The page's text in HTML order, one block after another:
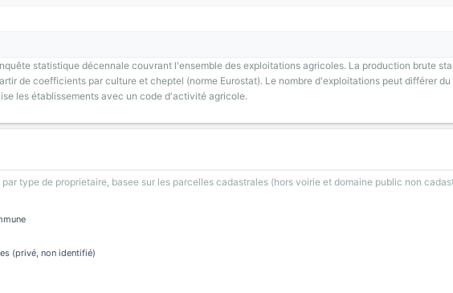
statistique décennale couvrant l'ensemble des exploitations agricoles. La production brute
de coefficients par culture et cheptel (norme Eurostat). Le nombre d'exploitations peut différer
les établissements avec un code d'activité agricole.
type de proprietaire, basee sur les parcelles cadastrales (hors voirie et domaine public non
(privé, non identifié)